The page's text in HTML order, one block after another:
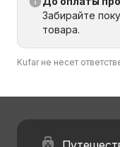
Забирайте
товара.
Kufar не несет